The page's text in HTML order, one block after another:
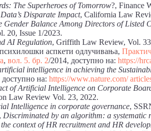
The Superheroes of Tomorrow?, Finance
Disparate Impact, California Law
Gender Balance Among Directors of Listed
20, Issue 1/2023.
AI Regulation, Griffith Law Review, Vol.
аспкети одлучивања,
, вол. 5. бр. 2/2014, доступно на: https://
intelligence in achieving the
на: https://www.nature.com/
of Artificial Intelligence on Corporate
Law Review Vol. 23, 2022.
Intelligence in corporate governance,
Discriminated by an algorithm: a systematic
context of HR recruitment and HR